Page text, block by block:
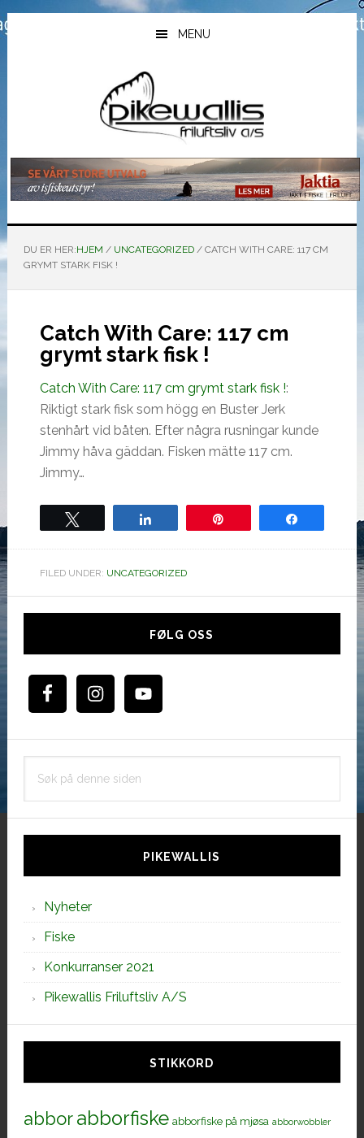
Hopp
til
Hopp
til
Hopp
til
MENU
DU ER HER:HJEM / UNCATEGORIZED /CATCH WITH CARE: 117 CM
GRYMT STARK FISK !
Catch With Care: 117 cm
grymt stark fisk !
Catch With Care: 117 cm grymt stark fisk !:
Riktigt stark fisk som högg en Buster Jerk
stenhårt vid båten. Efter några rusningar kunde
Jimmy håva gäddan. Fisken mätte 117 cm.
Jimmy…
FILED UNDER: UNCATEGORIZED
Hoved
sidebar
FØLG OSS
PIKEWALLIS
Nyheter
Fiske
Konkurranser 2021
Pikewallis Friluftsliv A/S
STIKKORD
abborabborfiske abborfiske på mjøsa abborwobbler